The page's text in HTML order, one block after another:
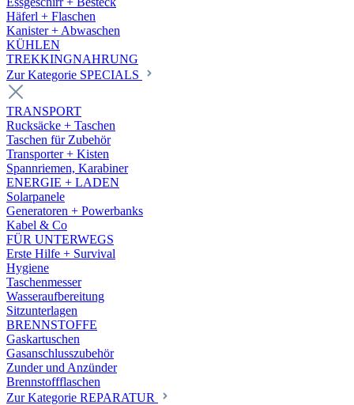
Häferl + Flaschen
Kanister + Abwaschen
KÜHLEN
TREKKINGNAHRUNG
Zur Kategorie SPECIALS
TRANSPORT
Rucksäcke + Taschen
Taschen für Zubehör
Transporter + Kisten
Spannriemen, Karabiner
ENERGIE + LADEN
Solarpanele
Generatoren + Powerbanks
Kabel & Co
FÜR UNTERWEGS
Erste Hilfe + Survival
Hygiene
Taschenmesser
Wasseraufbereitung
Sitzunterlagen
BRENNSTOFFE
Gaskartuschen
Gasanschlusszubehör
Zunder und Anzünder
Brennstoffflaschen
Zur Kategorie REPARATUR